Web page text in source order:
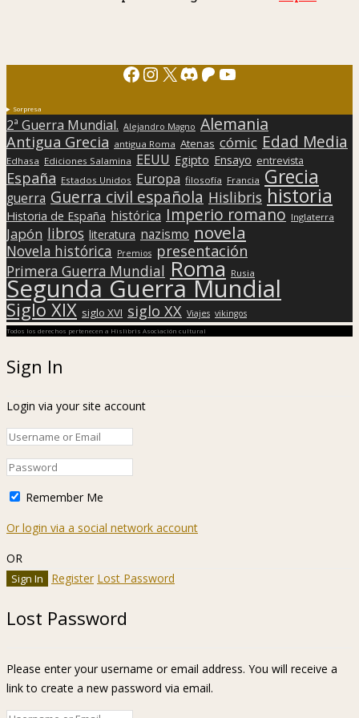
Facebook
Instagram
X Discord
Patreon
YouTube
Sorpresa
2ª Guerra Mundial. Alejandro Magno Alemania
Antigua Grecia antigua Roma Atenas cómic Edad Media
Edhasa Ediciones Salamina EEUU Egipto Ensayo entrevista
España Estados Unidos Europa filosofía Francia Grecia
guerra Guerra civil española Hislibris historia
Historia de España histórica Imperio romano Inglaterra
Japón libros literatura nazismo novela
Novela histórica Premios presentación
Primera Guerra Mundial Roma Rusia
Segunda Guerra Mundial
Siglo XIX siglo XVI siglo XX Viajes vikingos
Todos los derechos pertenecen a Hislibris Asociación cultural
Sign In
Login via your site account
Remember Me
Or login via a social network account
OR
Register Lost Password
Lost Password
Please enter your username or email address. You will receive a
link to create a new password via email.